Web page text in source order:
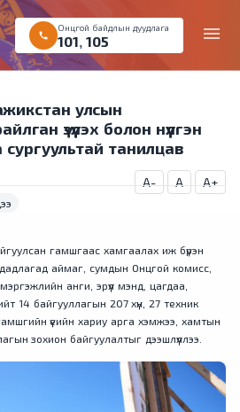
menu
call
Онцгой байдлын дуудлага
101 ,105
улсын
үзүүлэх болон нүүлгэн
сургуультай танилцав
A- A A+
гамшгаас хамгаалах иж бүрэн
дадлагад аймаг, сумдын Онцгой комисс,
анги, эрүүл мэнд, цагдаа,
14 байгууллагын 207 хүн, 27 техник
үеийн хариу арга хэмжээ, хамтын
зохион байгуулалтыг дээшлүүллээ.